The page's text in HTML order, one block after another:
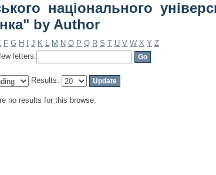
національного
by Author
F G H J K L M N O P Q R S T U V W X Y Z
letters:
Results:
no results for this browse.